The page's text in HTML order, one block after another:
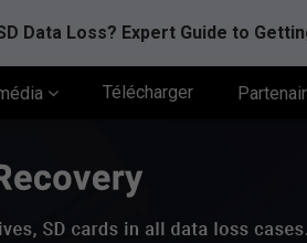
Data Loss? Expert Guide to
Télécharger